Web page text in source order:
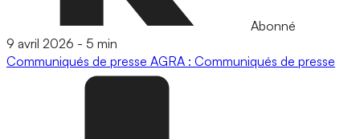
Abonné
9 avril 2026 - 5 min
Communiqués de presse AGRA : Communiqués de presse